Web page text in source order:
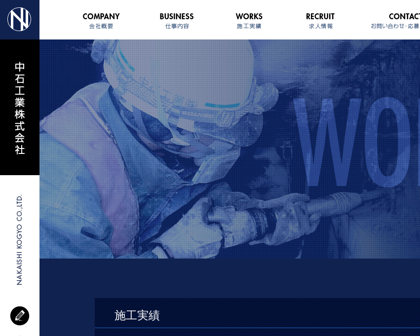
施工実績